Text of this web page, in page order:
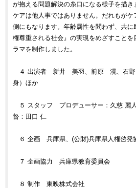
が抱える問題解決の糸口になる様子を描き
ケアは他人事ではありません。だれもが
側にもなります。年齢属性を問わず、共に
権尊重される社会』の実現をめざすこと
ラマを制作しました。
４ 出演者 新井 美羽、前原 滉、石野
身）ほか
５ スタッフ プロデューサー：久慈
督：田口 仁
６ 企画 兵庫県、(公財)兵庫県人権啓発
７ 企画協力 兵庫県教育委員会
８ 制作 東映株式会社